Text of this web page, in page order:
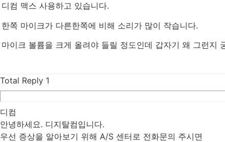
디컴 맥스 사용하고 있습니다.
한쪽 마이크가 다른한쪽에 비해 소리가 많이 작습니다.
마이크 볼륨을 크게 올려야 들릴 정도인데 갑자기 왜 그런지
Total Reply 1
디컴
안녕하세요. 디지탈컴입니다.
우선 증상을 알아보기 위해 A/S 센터로 전화문의 주시면